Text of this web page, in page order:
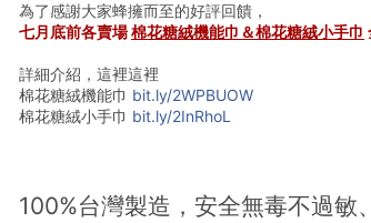
為了感謝大家蜂擁而至的好評回饋，
七月底前各賣場 棉花糖絨機能巾＆棉花糖絨小手巾
詳細介紹，這裡這裡
棉花糖絨機能巾 bit.ly/2WPBUOW
棉花糖絨小手巾 bit.ly/2InRhoL
100%台灣製造，安全無毒不過敏